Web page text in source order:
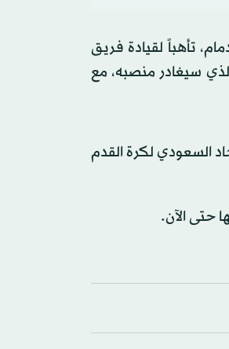
تأهباً لقيادة فريق
سيغادر منصبه، مع
السعودي لكرة القدم